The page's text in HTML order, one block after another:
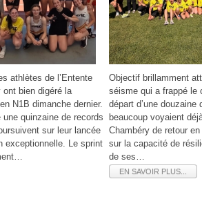
athlètes de l’Entente
ont bien digéré la
N1B dimanche dernier.
quinzaine de records
sur leur lancée
exceptionnelle. Le sprint
Objectif brillamment
séisme qui a frappé le
départ d’une douzaine
beaucoup voyaient
Chambéry de retour
sur la capacité de
de ses…
EN SAVOIR PLUS...